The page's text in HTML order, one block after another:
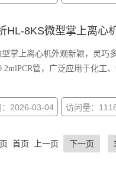
HL-8KS微型掌上离心
掌上离心机外观新颖，灵巧
管，广泛应用于化工
：2026-03-04 访问量：
首页 上一页 下一页